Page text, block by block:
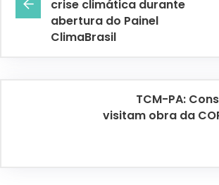
crise climática durante
abertura do Painel
ClimaBrasil
TCM-PA:
visitam obra da